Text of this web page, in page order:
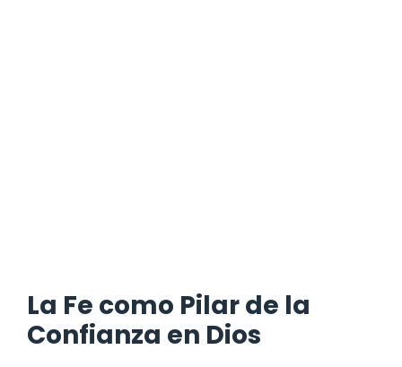
La Fe como Pilar de la
Confianza en Dios